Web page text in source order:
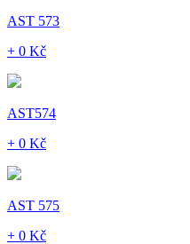
AST 573
+ 0 Kč
AST574
+ 0 Kč
AST 575
+ 0 Kč